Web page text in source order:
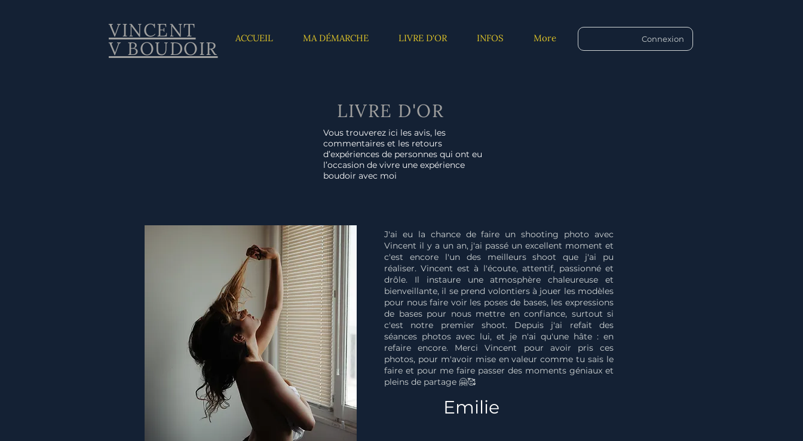
VINCENT
V BOUDOIR ACCUEIL MA DÉMARCHE LIVRE D'OR INFOS More Connexion
LIVRE D'OR
Vous trouverez ici les avis, les
commentaires et les retours
d’expériences de personnes qui ont eu
l’occasion de vivre une expérience
boudoir avec moi
J'ai eu la chance de faire un shooting photo avec
Vincent il y a un an, j'ai passé un excellent moment et
c'est encore l'un des meilleurs shoot que j'ai pu
réaliser. Vincent est à l'écoute, attentif, passionné et
drôle. Il instaure une atmosphère chaleureuse et
bienveillante, il se prend volontiers à jouer les modèles
pour nous faire voir les poses de bases, les expressions
de bases pour nous mettre en confiance, surtout si
c'est notre premier shoot. Depuis j'ai refait des
séances photos avec lui, et je n'ai qu'une hâte : en
refaire encore. Merci Vincent pour avoir pris ces
photos, pour m'avoir mise en valeur comme tu sais le
faire et pour me faire passer des moments géniaux et
pleins de partage 🤗🥰
Emilie